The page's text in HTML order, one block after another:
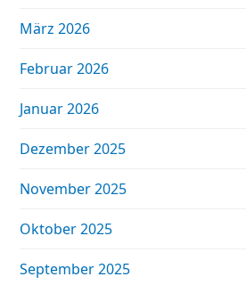
März 2026
Februar 2026
Januar 2026
Dezember 2025
November 2025
Oktober 2025
September 2025